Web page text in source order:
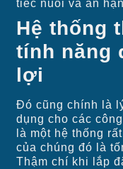
tiếc nuối và ân
Hệ thống
tính năng
lợi
Đó cũng chính là
dụng cho các
là một hệ thống
của chúng đó là
Thậm chí khi lắp